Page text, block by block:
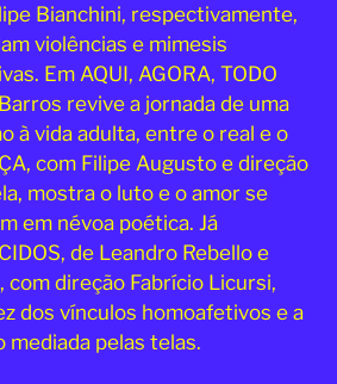
Bianchini, respectivamente,
violências e mimesis
Em AQUI, AGORA, TODO
revive a jornada de uma
à vida adulta, entre o real e o
com Filipe Augusto e direção
mostra o luto e o amor se
em névoa poética. Já
de Leandro Rebello e
com direção Fabrício Licursi,
dos vínculos homoafetivos e a
mediada pelas telas.